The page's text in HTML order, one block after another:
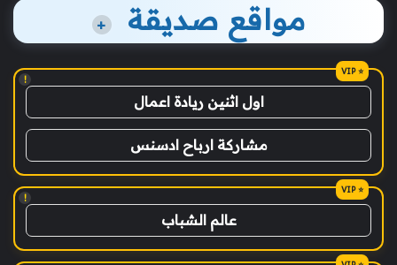
مواقع صديقة +
!
اول اثنين ريادة اعمال
مشاركة ارباح ادسنس
!
عالم الشباب